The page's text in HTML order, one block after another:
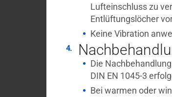
Lufteinschluss zu
Entlüftungslöcher
Keine Vibration
Die
DIN EN 1045-3
Bei warmen oder